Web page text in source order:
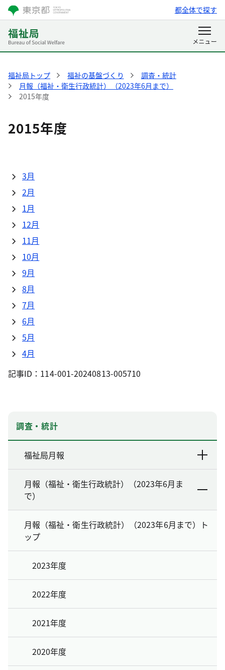
都全体で探す
福祉局トップ 福祉の基盤づくり
調査・統計
月報（福祉・衛生行政統計）（2023年6月まで）
2015年度
2015年度
3月
2月
1月
12月
11月
10月
9月
8月
7月
6月
5月
4月
記事ID：114-001-20240813-005710
調査・統計
福祉局月報
月報（福祉・衛生行政統計）（2023年6月ま
で）
月報（福祉・衛生行政統計）（2023年6月まで）ト
ップ
2023年度
2022年度
2021年度
2020年度